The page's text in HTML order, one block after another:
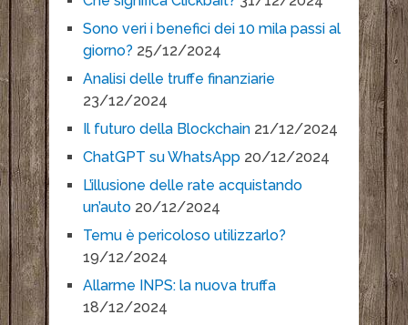
Sono veri i benefici dei 10 mila passi al
giorno? 25/12/2024
Analisi delle truffe finanziarie
23/12/2024
Il futuro della Blockchain 21/12/2024
ChatGPT su WhatsApp 20/12/2024
L’illusione delle rate acquistando
un’auto 20/12/2024
Temu è pericoloso utilizzarlo?
19/12/2024
Allarme INPS: la nuova truffa
18/12/2024